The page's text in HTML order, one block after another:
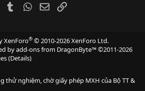
PinterestTumblrWhatsApp
EmailLink
XenForo® © 2010-2026 XenForo Ltd.
byadd-ons from DragonByte™©2011-2026
(Details)
thử nghiệm, chờ giấy phép MXH của Bộ TT &